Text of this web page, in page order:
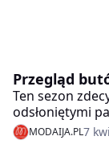
Przegląd
Ten sezon
odsłoniętymi
wybierać je
czółenka,
MODAIJA.PL7